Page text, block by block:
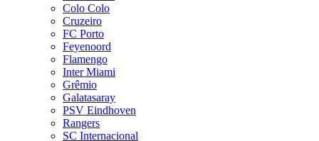
Colo Colo
Cruzeiro
FC Porto
Feyenoord
Flamengo
Inter Miami
Grêmio
Galatasaray
PSV Eindhoven
Rangers
SC Internacional